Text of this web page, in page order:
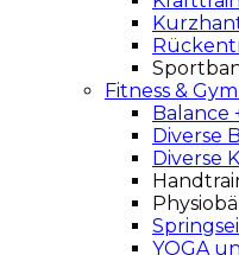
Fitness &
Balance
Diverse
Diverse
YOGA